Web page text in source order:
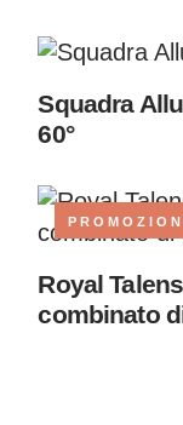
Squadra
60°
Royal
combinato